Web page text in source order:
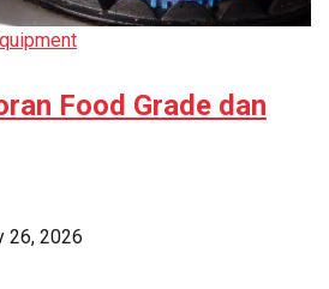
Food Grade dan
26, 2026